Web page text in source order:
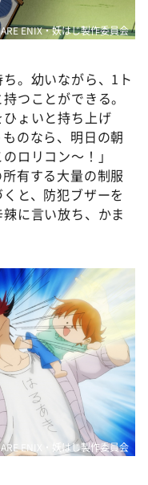
ENIX・妖はじ製作委員会
。幼いながら、1ト
つことができる。
ょいと持ち上げ
のなら、明日の朝
ロリコン～！」
有する大量の制服
と、防犯ブザーを
に言い放ち、かま
ENIX・妖はじ製作委員会